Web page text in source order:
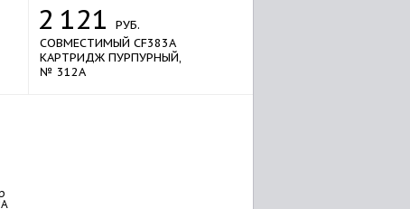
2 121
РУБ.
СОВМЕСТИМЫЙ CF383A
КАРТРИДЖ ПУРПУРНЫЙ,
№ 312A